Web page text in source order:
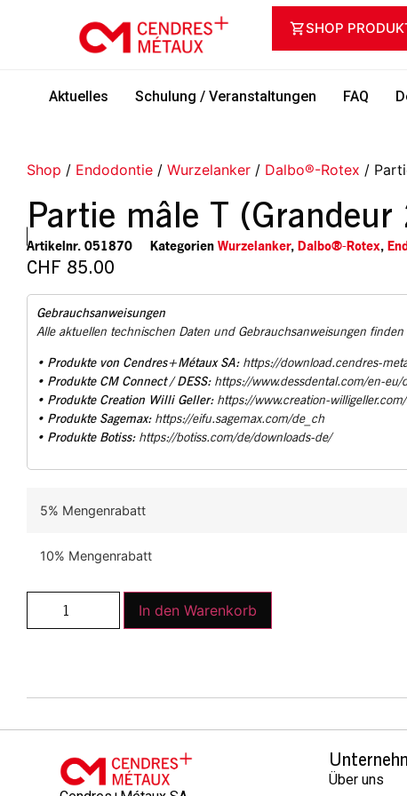
SHOP
Aktuelles Schulung / Veranstaltungen FAQ
Shop / Endodontie / Wurzelanker / Dalbo®-Rotex /
Partie mâle T
Artikelnr. 051870 Kategorien Wurzelanker, Dalbo®-Rotex,
CHF 85.00
Gebrauchsanweisungen
Alle aktuellen technischen Daten und Gebrauchsanweisungen
• Produkte von Cendres+Métaux SA: https://download.cendres-
• Produkte CM Connect / DESS: https://www.dessdental.com/en-eu/
• Produkte Creation Willi Geller: https://www.creation-
• Produkte Sagemax: https://eifu.sagemax.com/de_ch
• Produkte Botiss: https://botiss.com/de/downloads-de/
5% Mengenrabatt
10% Mengenrabatt
In den Warenkorb
Über uns